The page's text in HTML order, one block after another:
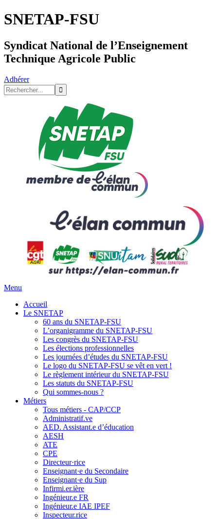
SNETAP-FSU
Syndicat National de l’Enseignement
Technique Agricole Public
Adhérer
Menu
Accueil
Le SNETAP
60 ans du SNETAP-FSU
L’organigramme du SNETAP-FSU
Les congrès du SNETAP-FSU
Les élections professionnelles
Les journées d’études du SNETAP-FSU
Le logo du SNETAP-FSU se vêt en vert !
Le règlement intérieur du SNETAP-FSU
Les statuts du SNETAP-FSU
Qui sommes-nous ?
Métiers
Tous métiers - CAP/CCP
Administratif.ve
AED. Assistant.e d’éducation
AESH
ATE
CPE
Directeur·rice
Enseignant·e du Secondaire
Enseignant·e du Sup
Infirmi.er.ière
Ingénieur.e FR
Ingénieur.e IAE IPEF
Inspecteur.rice